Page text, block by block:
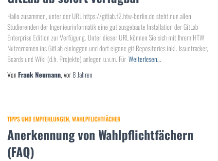
Hallo zusammen, unter der URL https://gitlab.f2.htw-berlin.de steht nun allen
Studierenden der Ingenieurinformatik eine gut ausgebaute Installation der GitLab
Enterprise Edition zur Verfügung. Unter dieser URL können Sie sich mit Ihrem HTW
Nutzernamen ins GitLab einloggen und dort eigene git Repositories inkl. Issuetracker,
Boards und Wiki (d.h. Projekte) anlegen u.v.m. Für Weiterlesen…
VonFrank Neumann, vor8 Jahren
TIPPS UND EMPFEHLUNGEN WAHLPFLICHTFÄCHER
Anerkennung von Wahlpflichtfächern
(FAQ)